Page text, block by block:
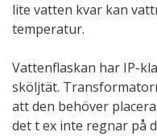
lite vatten kvar kan
temperatur.
Vattenflaskan har IP-
sköljtät.
att den behöver
det t ex inte regnar på